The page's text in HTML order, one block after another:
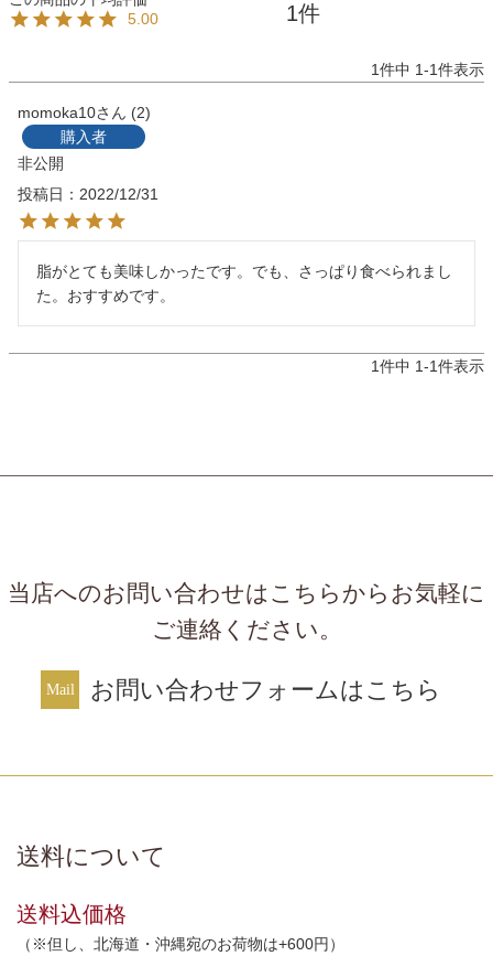
5.00 1
1件中 1-1件表示
momoka10
2
購入者
非公開
投稿日
2022/12/31
脂がとても美味しかったです。でも、さっぱり食べられまし
た。おすすめです。
1件中 1-1件表示
当店へのお問い合わせはこちらからお気軽に
ご連絡ください。
お問い合わせフォームはこちら
送料について
送料込価格
（※但し、北海道・沖縄宛のお荷物は+600円）